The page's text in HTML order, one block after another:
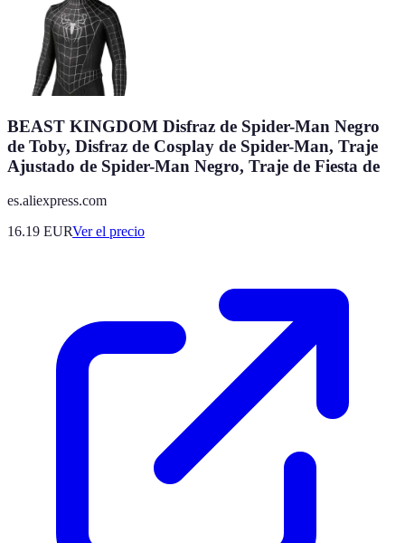
BEAST KINGDOM Disfraz de Spider-Man Negro
de Toby, Disfraz de Cosplay de Spider-Man, Traje
Ajustado de Spider-Man Negro, Traje de Fiesta de
es.aliexpress.com
16.19 EURVer el precio